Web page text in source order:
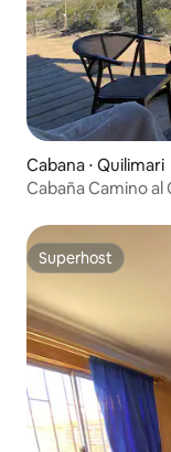
Cabana ⋅ Quilimari
Cabaña Camino al
Superhost
Superhost